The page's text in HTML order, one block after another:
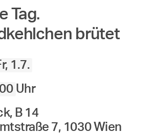
Tag.
brütet
1.7.
Uhr
B 14
7, 1030 Wien